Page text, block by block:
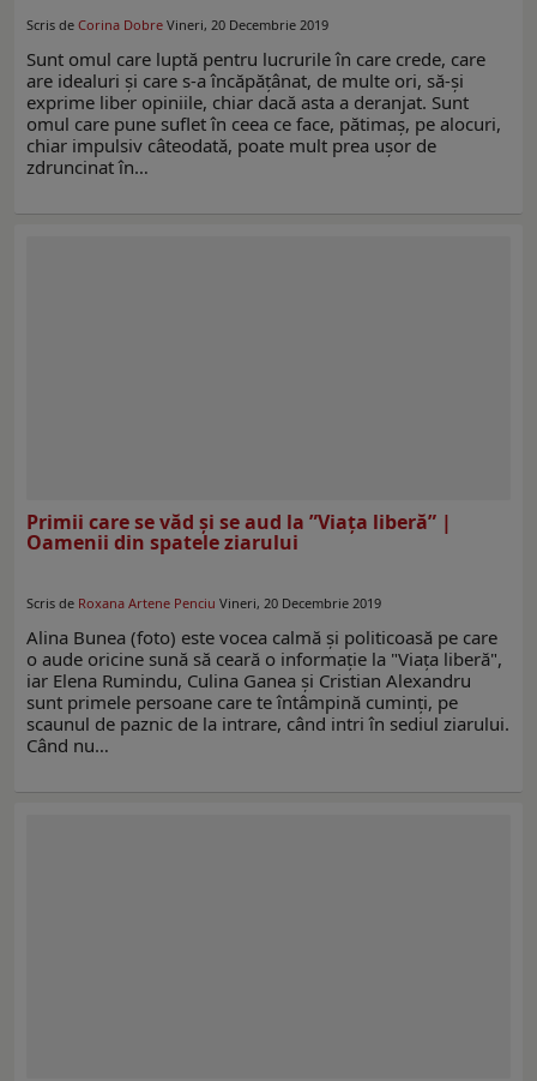
Scris de Corina Dobre Vineri, 20 Decembrie 2019
Sunt omul care luptă pentru lucrurile în care crede, care
are idealuri și care s-a încăpățânat, de multe ori, să-și
exprime liber opiniile, chiar dacă asta a deranjat. Sunt
omul care pune suflet în ceea ce face, pătimaș, pe alocuri,
chiar impulsiv câteodată, poate mult prea ușor de
zdruncinat în…
Primii care se văd şi se aud la ”Viaţa liberă” |
Oamenii din spatele ziarului
Scris de Roxana Artene Penciu Vineri, 20 Decembrie 2019
Alina Bunea (foto) este vocea calmă şi politicoasă pe care
o aude oricine sună să ceară o informaţie la "Viaţa liberă",
iar Elena Rumindu, Culina Ganea şi Cristian Alexandru
sunt primele persoane care te întâmpină cuminţi, pe
scaunul de paznic de la intrare, când intri în sediul ziarului.
Când nu…